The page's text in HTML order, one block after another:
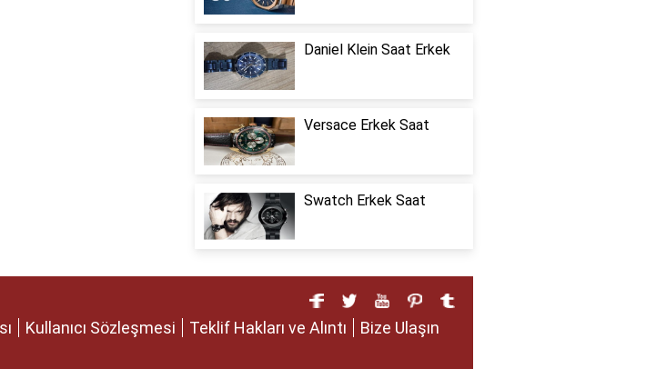
Daniel Klein Saat Erkek
Versace Erkek Saat
Swatch Erkek Saat
Kullanıcı Sözleşmesi Teklif Hakları ve Alıntı Bize Ulaşın